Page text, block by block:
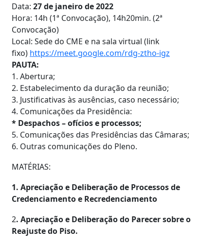
Data: 27 de janeiro de 2022
Hora: 14h (1ª Convocação), 14h20min. (2ª
Convocação)
Local: Sede do CME e na sala virtual (link
fixo) https://meet.google.com/rdg-ztho-igz
PAUTA:
1. Abertura;
2. Estabelecimento da duração da reunião;
3. Justificativas às ausências, caso necessário;
4. Comunicações da Presidência:
* Despachos – ofícios e processos;
5. Comunicações das Presidências das Câmaras;
6. Outras comunicações do Pleno.
MATÉRIAS:
1. Apreciação e Deliberação de Processos de
Credenciamento e Recredenciamento
2. Apreciação e Deliberação do Parecer sobre o
Reajuste do Piso.